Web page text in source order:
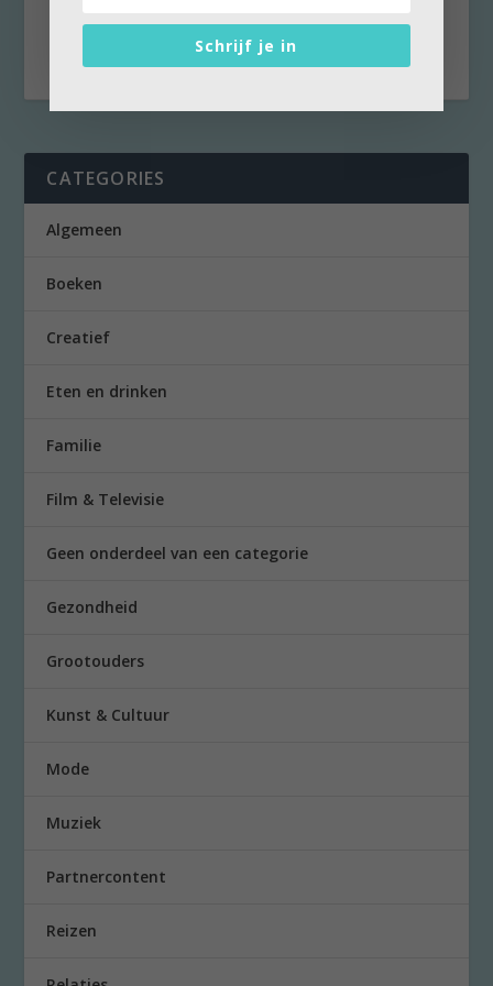
CATEGORIES
Algemeen
Boeken
Creatief
Eten en drinken
Familie
Film & Televisie
Geen onderdeel van een categorie
Gezondheid
Grootouders
Kunst & Cultuur
Mode
Muziek
Partnercontent
Reizen
Schrijf je in